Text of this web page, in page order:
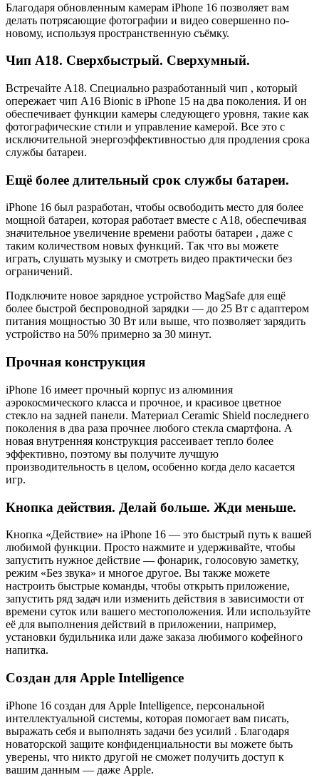
Благодаря обновленным камерам iPhone 16 позволяет вам
делать потрясающие фотографии и видео совершенно по-
новому, используя пространственную съёмку.
Чип А18. Сверхбыстрый. Сверхумный.
Встречайте A18. Специально разработанный чип , который
опережает чип A16 Bionic в iPhone 15 на два поколения. И он
обеспечивает функции камеры следующего уровня, такие как
фотографические стили и управление камерой. Все это с
исключительной энергоэффективностью для продления срока
службы батареи.
Ещё более длительный срок службы батареи.
iPhone 16 был разработан, чтобы освободить место для более
мощной батареи, которая работает вместе с A18, обеспечивая
значительное увеличение времени работы батареи , даже с
таким количеством новых функций. Так что вы можете
играть, слушать музыку и смотреть видео практически без
ограничений.
Подключите новое зарядное устройство MagSafe для ещё
более быстрой беспроводной зарядки — до 25 Вт с адаптером
питания мощностью 30 Вт или выше, что позволяет зарядить
устройство на 50% примерно за 30 минут.
Прочная конструкция
iPhone 16 имеет прочный корпус из алюминия
аэрокосмического класса и прочное, и красивое цветное
стекло на задней панели. Материал Ceramic Shield последнего
поколения в два раза прочнее любого стекла смартфона. А
новая внутренняя конструкция рассеивает тепло более
эффективно, поэтому вы получите лучшую
производительность в целом, особенно когда дело касается
игр.
Кнопка действия. Делай больше. Жди меньше.
Кнопка «Действие» на iPhone 16 — это быстрый путь к вашей
любимой функции. Просто нажмите и удерживайте, чтобы
запустить нужное действие — фонарик, голосовую заметку,
режим «Без звука» и многое другое. Вы также можете
настроить быстрые команды, чтобы открыть приложение,
запустить ряд задач или изменить действия в зависимости от
времени суток или вашего местоположения. Или используйте
её для выполнения действий в приложении, например,
установки будильника или даже заказа любимого кофейного
напитка.
Создан для Apple Intelligence
iPhone 16 создан для Apple Intelligence, персональной
интеллектуальной системы, которая помогает вам писать,
выражать себя и выполнять задачи без усилий . Благодаря
новаторской защите конфиденциальности вы можете быть
уверены, что никто другой не сможет получить доступ к
вашим данным — даже Apple.